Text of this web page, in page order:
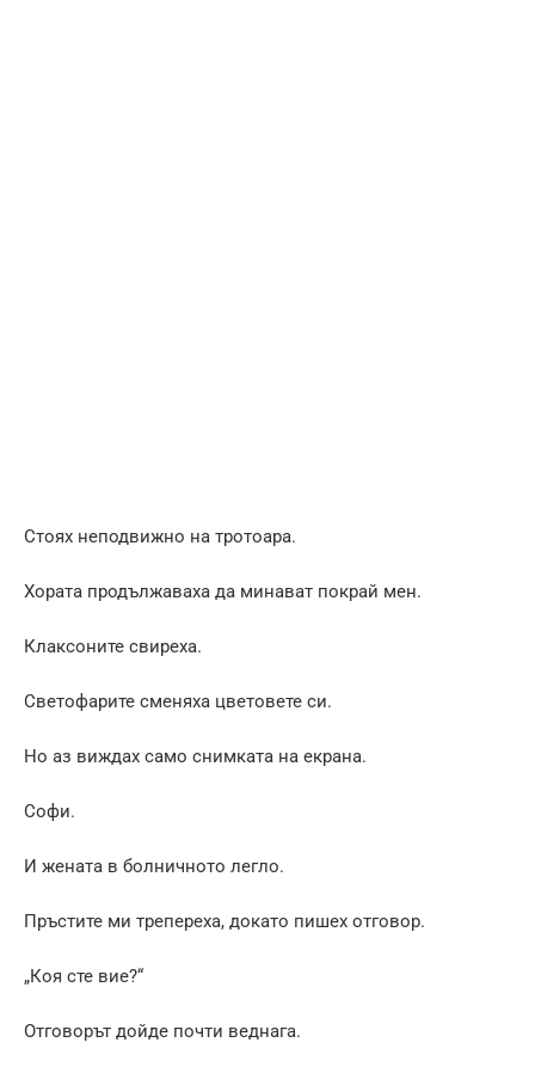
Стоях неподвижно на тротоара.
Хората продължаваха да минават покрай мен.
Клаксоните свиреха.
Светофарите сменяха цветовете си.
Но аз виждах само снимката на екрана.
Софи.
И жената в болничното легло.
Пръстите ми трепереха, докато пишех отговор.
„Коя сте вие?“
Отговорът дойде почти веднага.